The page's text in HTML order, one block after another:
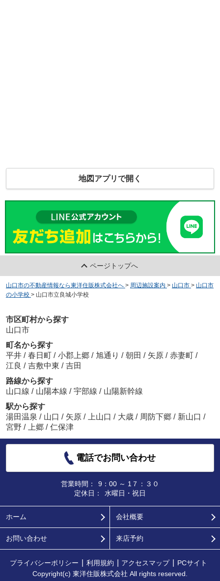
地図アプリで開く
ページトップへ
山口市の不動産情報なら東洋住販株式会社へ > 周辺施設案内 > 山口市 > 山口市
の小学校 > 山口市立良城小学校
市区町村から探す
山口市
町名から探す
平井 / 春日町 / 小郡上郷 / 旭通り / 朝田 / 矢原 / 赤妻町 /
江良 / 吉敷中東 / 吉田
路線から探す
山口線 / 山陽本線 / 宇部線 / 山陽新幹線
駅から探す
湯田温泉 / 山口 / 矢原 / 上山口 / 大歳 / 周防下郷 / 新山口 /
宮野 / 上郷 / 仁保津
電話でお問い合わせ
営業時間：
9：00 ～ 1７：３０
定休日：
水曜日・祝日
ホーム 会社概要
お問い合わせ 来店予約
プライバシーポリシー 利用規約 アクセスマップ
PCサイト
Copyright(c) 東洋住販株式会社 All rights reserved.